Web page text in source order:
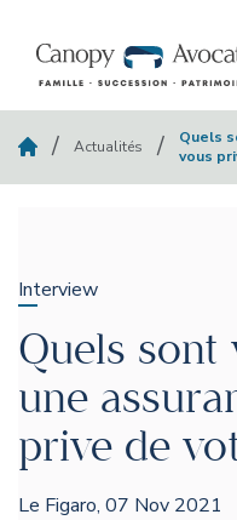
/ Actualités /
Quels
vous
Interview
Quels sont
une
prive de
Le Figaro, 07 Nov 2021